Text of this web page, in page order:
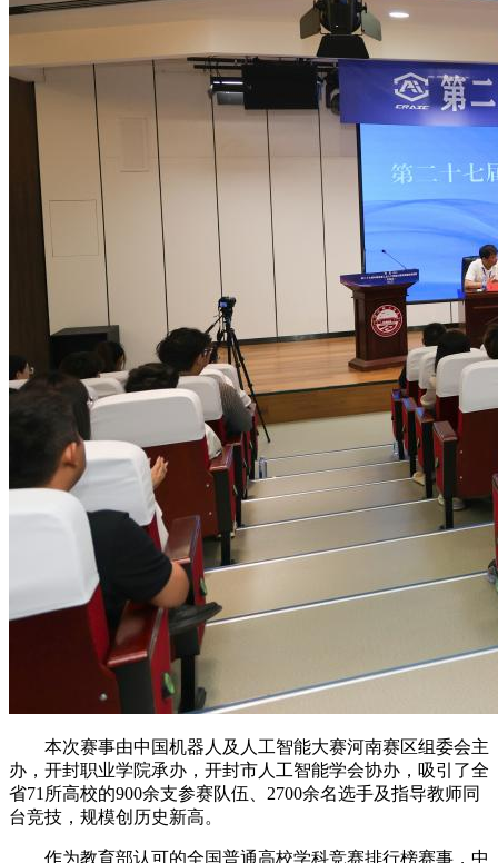
本次赛事由中国机器人及人工智能大赛河南赛区组委会主
办，开封职业学院承办，开封市人工智能学会协办，吸引了全
省71所高校的900余支参赛队伍、2700余名选手及指导教师同
台竞技，规模创历史新高。
作为教育部认可的全国普通高校学科竞赛排行榜赛事，中